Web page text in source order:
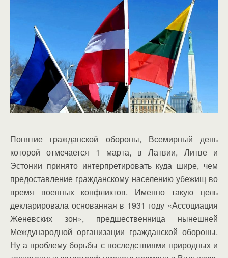
Понятие гражданской обороны, Всемирный день
которой отмечается 1 марта, в Латвии, Литве и
Эстонии принято интерпретировать куда шире, чем
предоставление гражданскому населению убежищ во
время военных конфликтов. Именно такую цель
декларировала основанная в 1931 году «Ассоциация
Женевских зон», предшественница нынешней
Международной организации гражданской обороны.
Ну а проблему борьбы с последствиями природных и